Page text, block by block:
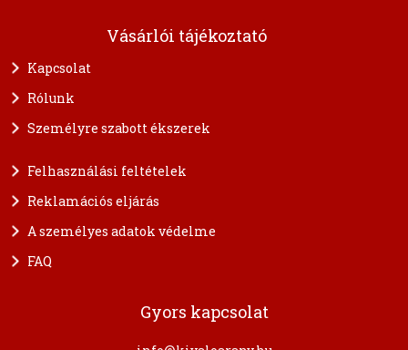
Vásárlói tájékoztató
Kapcsolat
Rólunk
Személyre szabott ékszerek
Felhasználási feltételek
Reklamációs eljárás
A személyes adatok védelme
FAQ
Gyors kapcsolat